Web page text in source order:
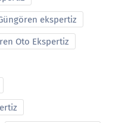
ekspertiz
Oto Ekspertiz